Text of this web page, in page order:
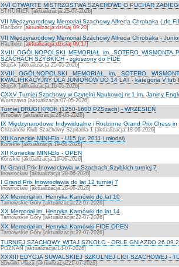
XVI OTWARTE MISTRZOSTWA SZACHOWE O PUCHAR
STRUMIEŃ [aktualizacja:25-07-2026]
VII Międzynarodowy Memoriał Szachowy Alfreda Chrobaka ( do
Racibórz [aktualizacja:dzisiaj 09:20]
VII Międzynarodowy Memoriał Szachowy Alfreda Chrobaka -
Racibórz [aktualizacja:dzisiaj 09:17]
XVIII OGÓLNOPOLSKI MEMORIAŁ im. SOTERO WISMONTA
SZACHACH SZYBKICH - zgłoszony do FIDE
Słupsk [aktualizacja:25-05-2026]
XVIII OGÓLNOPOLSKI MEMORIAŁ im. SOTERO
KWALIFIKACYJNY DLA JUNIORÓW DO 14 LAT - kategoria V
Słupsk [aktualizacja:16-05-2026]
CXXV Turniej Szachowy w Czytelni Naukowej nr 1 im. Janiny
Warszawa [aktualizacja:07-05-2026]
Turniej DRUGI KROK (1250-1600 PZSzach) - WRZESIEŃ
Wrocław [aktualizacja:28-05-2026]
IX Międzynarodowe Indywidualne i Rodzinne Grand Prix Chess
Chrzanów Klub Szachowy Szpitalna 1 [aktualizacja:18-06-2026]
XII Koneckie MINI-Elo - U15 (ur. 2011 i młodsi)
Końskie [aktualizacja:19-06-2026]
XII Koneckie MINI-Elo - OPEN
Końskie [aktualizacja:19-06-2026]
IV Grand Prix Inowrocławia w Szachach Szybkich turniej 7
Inowrocław [aktualizacja:28-06-2026]
I Grand Prix Inowrocławia do lat 12 turniej 7
Inowrocław [aktualizacja:28-06-2026]
XX Memoriał im. Henryka Karnówki do lat 10
Tarnowskie Góry [aktualizacja:22-07-2026]
XX Memoriał im. Henryka Karnówki do lat 14
Tarnowskie Góry [aktualizacja:22-07-2026]
XX Memoriał im. Henryka Karnówki FIDE OPEN
Tarnowskie Góry [aktualizacja:22-07-2026]
TURNIEJ SZACHOWY WITAJ SZKOŁO - ORLE GNIAZDO
POZNAŃ [aktualizacja:14-07-2026]
XXXIII EDYCJA SUWALSKIEJ SZKOLNEJ LIGI SZACHOWEJ -
Suwałki Plaza [aktualizacja:21-07-2026]